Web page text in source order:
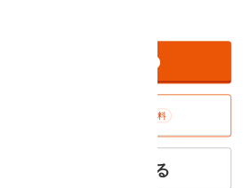
無料
特徴の似た物件を見る